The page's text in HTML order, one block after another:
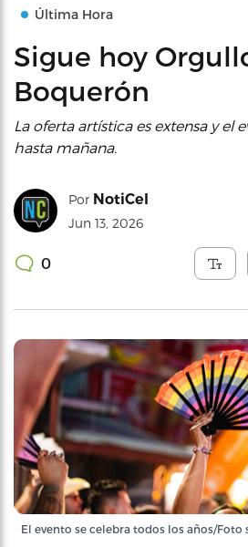
Última Hora
Sigue hoy
Boquerón
La oferta artística es extensa y el
hasta mañana.
Por NotiCel
Jun 13, 2026
0
El evento se celebra todos los años/Foto